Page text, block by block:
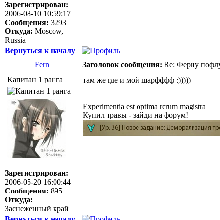
Зарегистрирован:
2006-08-10 10:59:17
Сообщения: 3293
Откуда: Moscow,
Russia
Вернуться к началу
Fern
Заголовок сообщения: Re: Ферну
Капитан 1 ранга
Зарегистрирован:
2006-05-20 16:00:44
Сообщения: 895
Откуда:
Заснеженный край
там же где и мой шарфффф :)))))
Experimentia est optima rerum magistra
Купил травы - зайди на форум!